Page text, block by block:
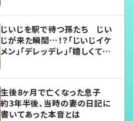
じいじを駅で待つ孫たち じい
じが来た瞬間…！？「じいじイケ
メン」「デレッデレ」「嬉しくて可
生後8ヶ月で亡くなった息子
約3年半後、当時の妻の日記に
書いてあった本音とは